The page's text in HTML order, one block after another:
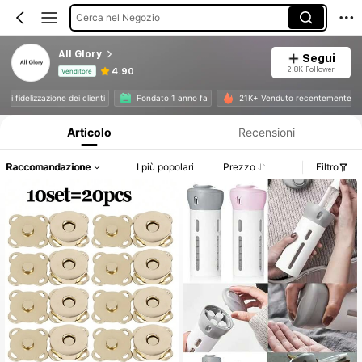
Cerca nel Negozio
All Glory
Venditore 4.90
Segui
2.8K Follower
di fidelizzazione dei clienti Fondato 1 anno fa 21K+ Venduto recentemente
Informazioni sul prodotto: Comunicazione del prezzo, dettagli su vendite e disponibilità.
Articolo Recensioni
Raccomandazione I più popolari Prezzo Filtro